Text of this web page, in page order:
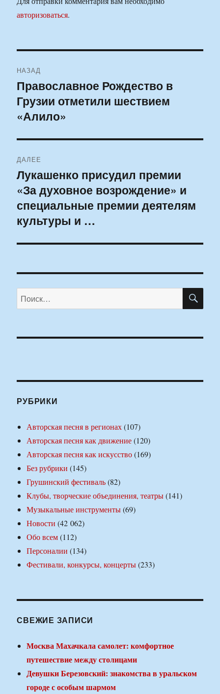
авторизоваться.
по
записям
НАЗАД
Предыдущая
запись:
Православное Рождество в
Грузии отметили шествием
«Алило»
ДАЛЕЕ
Следующая
запись:
Лукашенко присудил премии
«За духовное возрождение» и
специальные премии деятелям
культуры и …
Искать:
РУБРИКИ
Авторская песня в регионах(107)
Авторская песня как движение(120)
Авторская песня как искусство(169)
Без рубрики (145)
Грушинский фестиваль(82)
Клубы, творческие объединения, театры(141)
Музыкальные инструменты(69)
Новости (42 062)
Обо всем(112)
Персоналии (134)
Фестивали, конкурсы, концерты(233)
СВЕЖИЕ ЗАПИСИ
Москва Махачкала самолет: комфортное
путешествие между столицами
Девушки Березовский: знакомства в уральском
городе с особым шармом